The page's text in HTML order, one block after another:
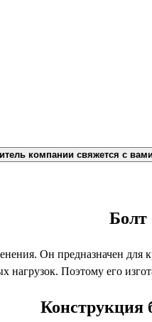
компании свяжется с
Болт
Он предназначен для
нагрузок. Поэтому его
Конструкция